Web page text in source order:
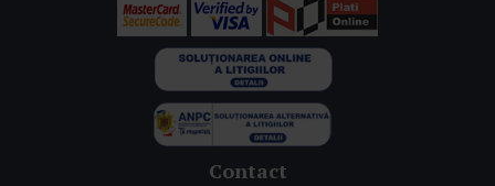
Contact